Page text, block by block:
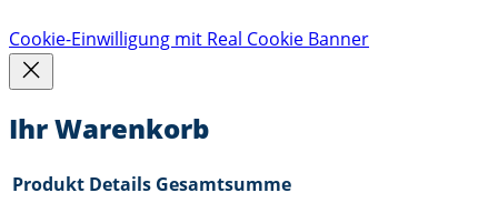
Cookie-Einwilligung mit Real Cookie Banner
Ihr Warenkorb
Produkt Details Gesamtsumme